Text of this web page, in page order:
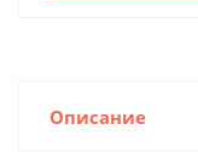
Описание